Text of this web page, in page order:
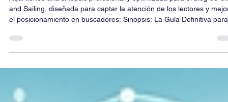
12 may 3 min de lectura
Catamaranes recomendados en San Blas: